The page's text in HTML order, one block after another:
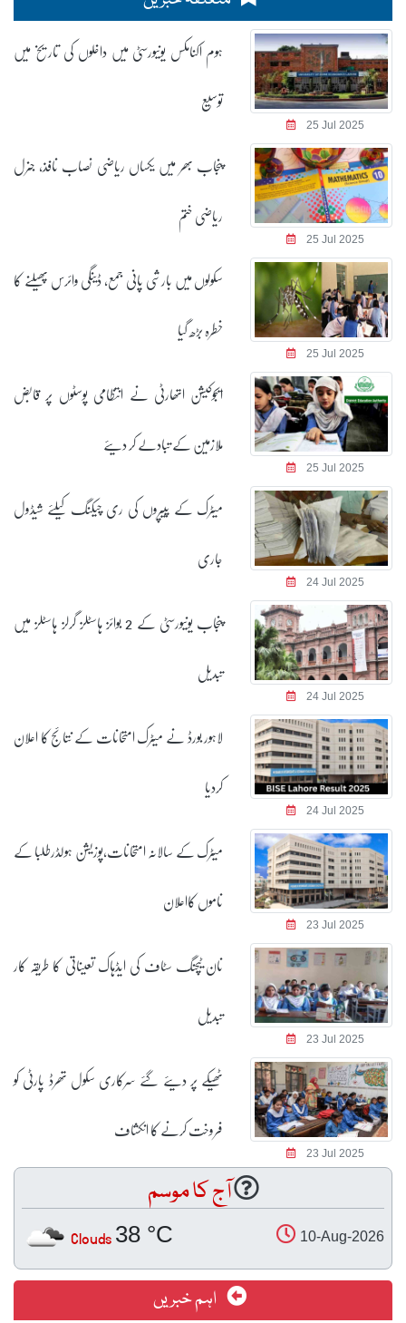
25 Jul 2025
ہوم اکنامکس یونیورسٹی میں داخلوں کی تاریخ میں
توسیع
25 Jul 2025
پنجاب بھر میں یکساں ریاضی نصاب نافذ، جنرل
ریاضی ختم
25 Jul 2025
سکولوں میں بارشی پانی جمع، ڈینگی وائرس پھیلنے کا
خطرہ بڑھ گیا
25 Jul 2025
ایجوکیشن اتھارٹی نے انتظامی پوسٹوں پر قابض
ملازمین کے تبادلے کر دیئے
24 Jul 2025
میٹرک کے پیپروں کی ری چیکنگ کیلئے شیڈول
جاری
24 Jul 2025
پنجاب یونیورسٹی کے 2 بوائز ہاسٹلز گرلز ہاسٹلز میں
تبدیل
24 Jul 2025
لاہور بورڈ نے میٹرک امتحانات کے نتائج کا اعلان
کردیا
23 Jul 2025
میٹرک کے سالانہ امتحانات،پوزیشن ہولڈرطلبا کے
ناموں کااعلان
23 Jul 2025
نان ٹیچنگ سٹاف کی ایڈہاک تعیناتی کا طریقہ کار
تبدیل
23 Jul 2025
ٹھیکے پر دیئے گئے سرکاری سکول تھرڈ پارٹی کو
فروخت کرنے کا انکشاف
آج کا موسم
10-Aug-2026
38 °C
Clouds
اہم خبریں